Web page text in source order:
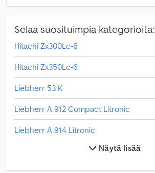
Selaa suosituimpia kategorioita:
Hitachi Zx300Lc-6
Hitachi Zx350Lc-6
Liebherr 53 K
Liebherr A 912 Compact Litronic
Liebherr A 914 Litronic
Liebherr A 916 Litronic Näytä lisää